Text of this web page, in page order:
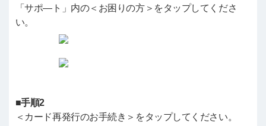
「サポ―ト」内の＜お困りの方＞をタップしてくださ
い。
■手順2
＜カード再発行のお手続き＞をタップしてください。